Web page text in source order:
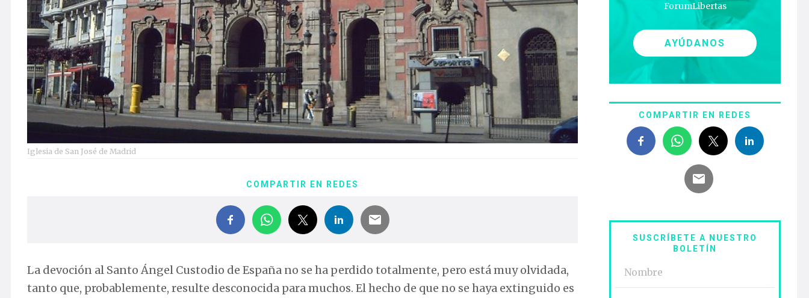
Iglesia de San José de Madrid
COMPARTIR EN REDES
La devoción al Santo Ángel Custodio de España no se ha perdido totalmente, pero está muy olvidada,
tanto que, probablemente, resulte desconocida para muchos. El hecho de que no se haya extinguido es
ForumLibertas
AYÚDANOS
COMPARTIR EN REDES
SUSCRÍBETE A NUESTRO
BOLETÍN